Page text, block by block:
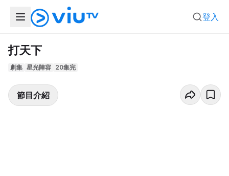
登入
打天下
劇集 星光陣容 20集完
節目介紹